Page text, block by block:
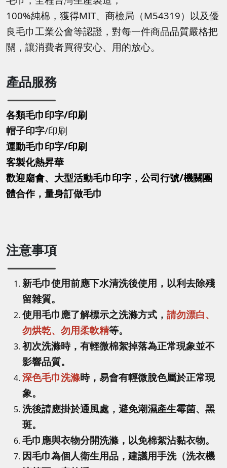
100%純棉，獲得MIT、商檢局（M54319）以及優
良毛巾工業公會等認證，對每一件商品品質嚴格把
關，讓消費者買得安心、用的放心。
產品服務
各類毛巾印字/印刷
帽子印字/印刷
運動毛巾印字/印刷
客製化熱昇華
歡迎廟會、大型活動毛巾印字，公司行號/機關團
體合作，量身訂做毛巾
注意事項
新毛巾使用前應下水清洗後使用，以利去除殘
留雜質。
使用毛巾應了解標示之洗滌方式， 請勿漂白、
勿烘乾、勿用柔軟精等。
初次洗滌時，有輕微棉絮掉落為正常現象並不
影響品質。
深色毛巾洗滌時，易會有輕微脫色屬於正常現
象。
洗後請應掛於通風處，避免潮濕產生霉菌、黑
斑。
毛巾應與衣物分開洗滌，以免棉絮沾黏衣物。
因毛巾為個人衛生用品，建議用手洗（洗衣機